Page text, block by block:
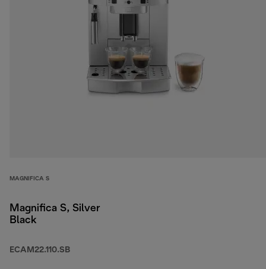
MAGNIFICA S
Magnifica S, Silver
Black
ECAM22.110.SB